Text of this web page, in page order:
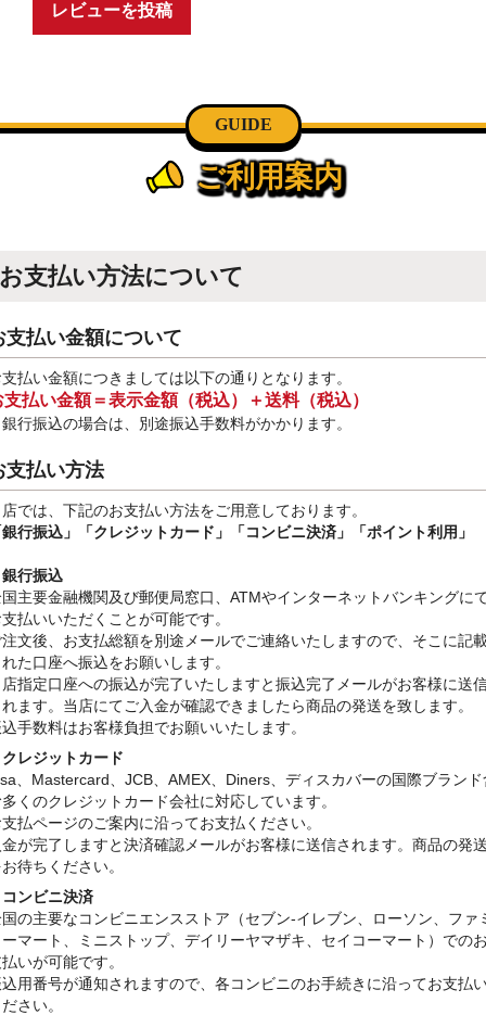
レビューを投稿
GUIDE
ご利用案内
お支払い方法について
支払い金額について
払い金額につきましては以下の通りとなります。
支払い金額＝表示金額（税込）＋送料（税込）
行振込の場合は、別途振込手数料がかかります。
支払い方法
では、下記のお支払い方法をご用意しております。
行振込」
「クレジットカード」「コンビニ決済」「ポイント利用」
行振込
主要金融機関及び郵便局窓口、ATMやインターネットバンキングに
払いいただくことが可能です。
文後、お支払総額を別途メールでご連絡いたしますので、そこに記
た口座へ振込をお願いします。
指定口座への振込が完了いたしますと振込完了メールがお客様に送
ます。当店にてご入金が確認できましたら商品の発送を致します。
手数料はお客様負担でお願いいたします。
レジットカード
、Mastercard、JCB、AMEX、Diners、ディスカバーの国際ブランド
くのクレジットカード会社に対応しています。
払ページのご案内に沿ってお支払ください。
が完了しますと決済確認メールがお客様に送信されます。商品の発
待ちください。
ンビニ決済
の主要なコンビニエンスストア（セブン-イレブン、ローソン、ファ
マート、ミニストップ、デイリーヤマザキ、セイコーマート）での
いが可能です。
用番号が通知されますので、各コンビニのお手続きに沿ってお支払
さい。